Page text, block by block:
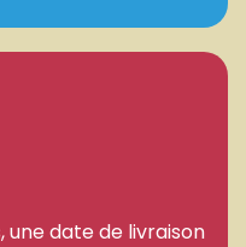
date de livraison